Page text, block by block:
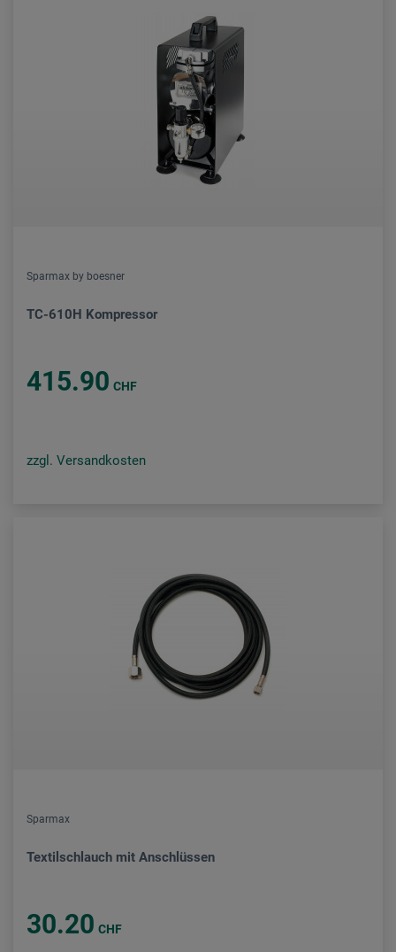
Sparmax by boesner
TC-610H Kompressor
415.90 CHF
zzgl. Versandkosten
Sparmax
Textilschlauch mit Anschlüssen
30.20 CHF